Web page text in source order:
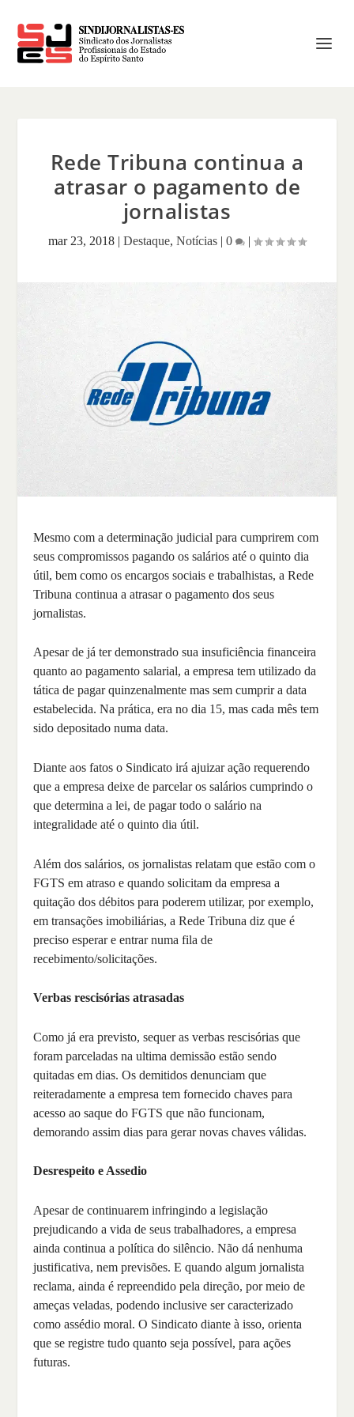
Rede Tribuna continua a
atrasar o pagamento de
jornalistas
mar 23, 2018 | Destaque, Notícias | 0 |
Mesmo com a determinação judicial para cumprirem com
seus compromissos pagando os salários até o quinto dia
útil, bem como os encargos sociais e trabalhistas, a Rede
Tribuna continua a atrasar o pagamento dos seus
jornalistas.
Apesar de já ter demonstrado sua insuficiência financeira
quanto ao pagamento salarial, a empresa tem utilizado da
tática de pagar quinzenalmente mas sem cumprir a data
estabelecida. Na prática, era no dia 15, mas cada mês tem
sido depositado numa data.
Diante aos fatos o Sindicato irá ajuizar ação requerendo
que a empresa deixe de parcelar os salários cumprindo o
que determina a lei, de pagar todo o salário na
integralidade até o quinto dia útil.
Além dos salários, os jornalistas relatam que estão com o
FGTS em atraso e quando solicitam da empresa a
quitação dos débitos para poderem utilizar, por exemplo,
em transações imobiliárias, a Rede Tribuna diz que é
preciso esperar e entrar numa fila de
recebimento/solicitações.
Verbas rescisórias atrasadas
Como já era previsto, sequer as verbas rescisórias que
foram parceladas na ultima demissão estão sendo
quitadas em dias. Os demitidos denunciam que
reiteradamente a empresa tem fornecido chaves para
acesso ao saque do FGTS que não funcionam,
demorando assim dias para gerar novas chaves válidas.
Desrespeito e Assedio
Apesar de continuarem infringindo a legislação
prejudicando a vida de seus trabalhadores, a empresa
ainda continua a política do silêncio. Não dá nenhuma
justificativa, nem previsões. E quando algum jornalista
reclama, ainda é repreendido pela direção, por meio de
ameças veladas, podendo inclusive ser caracterizado
como assédio moral. O Sindicato diante à isso, orienta
que se registre tudo quanto seja possível, para ações
futuras.